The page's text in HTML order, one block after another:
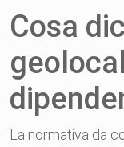
Cosa
La normativa da